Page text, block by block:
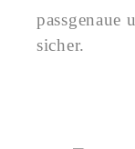
passgenaue
sicher.